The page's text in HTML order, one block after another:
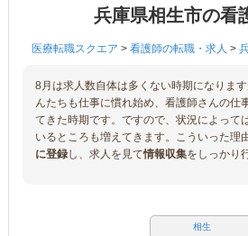
兵庫県相生市の看
医療転職スクエア > 看護師の転職・求人 >
8月は求人数自体は多くない時期になりま
んたちも仕事に慣れ始め、看護師さんの仕
てきた時期です。ですので、状況によって
いるところも増えてきます。こういった理
に登録し、求人を見て情報収集をしっかり
相生